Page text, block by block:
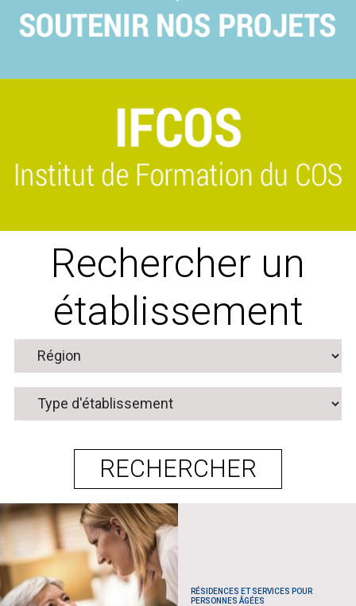
Rechercher un
établissement
RÉSIDENCES ET SERVICES POUR
PERSONNES ÂGÉES